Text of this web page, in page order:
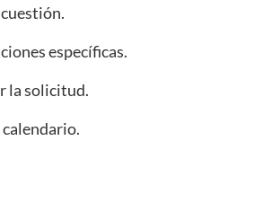
específicas.
la solicitud.